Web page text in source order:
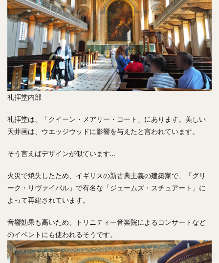
礼拝堂内部
礼拝堂は、「クイーン・メアリー・コート」にあります。美しい
天井画は、ウエッジウッドに影響を与えたと言われています。
そう言えばデザインが似ています…
火災で焼失したため、イギリスの新古典主義の建築家で、「グリ
ーク・リヴァイバル」で有名な「ジェームズ・スチュアート」に
よって再建されています。
音響効果も高いため、トリニティー音楽院によるコンサートなど
のイベントにも使われるそうです。